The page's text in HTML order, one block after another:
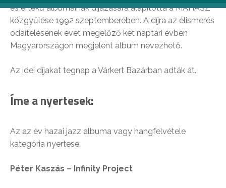
és értékű albumainak díjazására alapította a MAHASZ
közgyűlése 1992 szeptemberében. A díjra az elismerés
odaítélésének évét megelőző két naptári évben
Magyarországon megjelent album nevezhető.
Az idei díjakat tegnap a Várkert Bazárban adták át.
Íme a nyertesek:
Az az év hazai jazz albuma vagy hangfelvétele
kategória nyertese:
Péter Kaszás – Infinity Project